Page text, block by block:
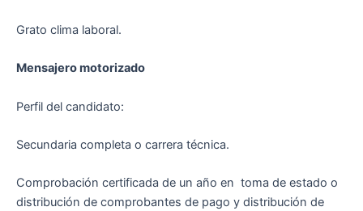
Grato clima laboral.
Mensajero motorizado
Perfil del candidato:
Secundaria completa o carrera técnica.
Comprobación certificada de un año en toma de estado o
distribución de comprobantes de pago y distribución de